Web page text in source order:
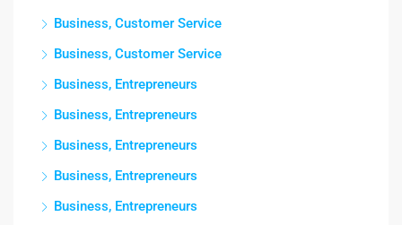
Business, Customer Service
Business, Customer Service
Business, Entrepreneurs
Business, Entrepreneurs
Business, Entrepreneurs
Business, Entrepreneurs
Business, Entrepreneurs